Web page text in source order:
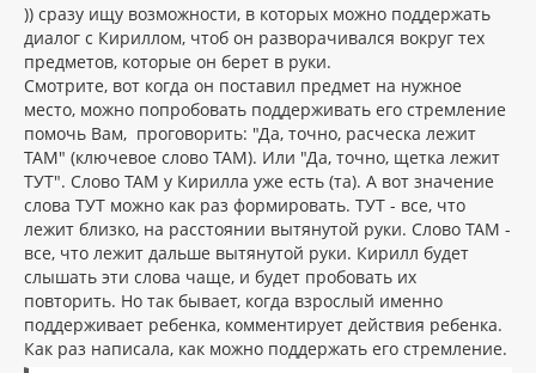
)) сразу ищу возможности, в которых можно поддержать
диалог с Кириллом, чтоб он разворачивался вокруг тех
предметов, которые он берет в руки.
Смотрите, вот когда он поставил предмет на нужное
место, можно попробовать поддерживать его стремление
помочь Вам, проговорить: "Да, точно, расческа лежит
ТАМ" (ключевое слово ТАМ). Или "Да, точно, щетка лежит
ТУТ". Слово ТАМ у Кирилла уже есть (та). А вот значение
слова ТУТ можно как раз формировать. ТУТ - все, что
лежит близко, на расстоянии вытянутой руки. Слово ТАМ -
все, что лежит дальше вытянутой руки. Кирилл будет
слышать эти слова чаще, и будет пробовать их
повторить. Но так бывает, когда взрослый именно
поддерживает ребенка, комментирует действия ребенка.
Как раз написала, как можно поддержать его стремление.